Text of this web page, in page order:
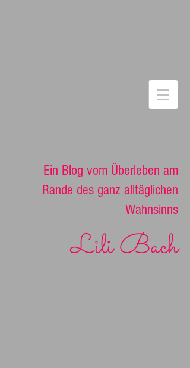
Ein Blog vom Überleben am
Rande des ganz alltäglichen
Wahnsinns
Lili Bach